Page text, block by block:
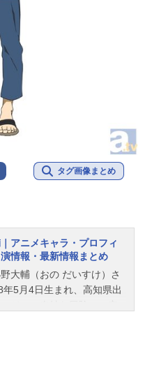
タグ画像まとめ
アニメキャラ・プロフィ
情報・最新情報まとめ
大輔（おの だいすけ）さ
年5月4日生まれ、高知県出
ラクターを多く演じてい